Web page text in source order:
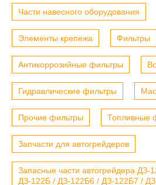
Части навесного оборудования
Элементы крепежа Фильтры
Антикоррозийные фильтры
Гидравлические фильтры
Прочие фильтры Топливные
Запчасти для автогрейдеров
Запасные части автогрейдера ДЗ-
ДЗ-122Б / ДЗ-122Б6 / ДЗ-122Б7 /